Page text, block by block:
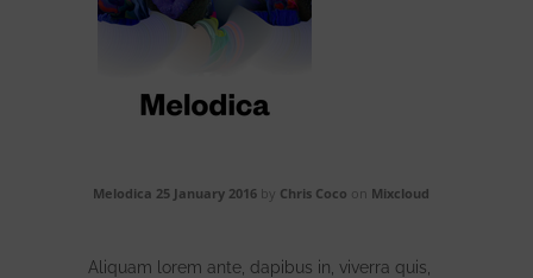
Melodica 25 January 2016 by Chris Coco on Mixcloud
Aliquam lorem ante, dapibus in, viverra quis,